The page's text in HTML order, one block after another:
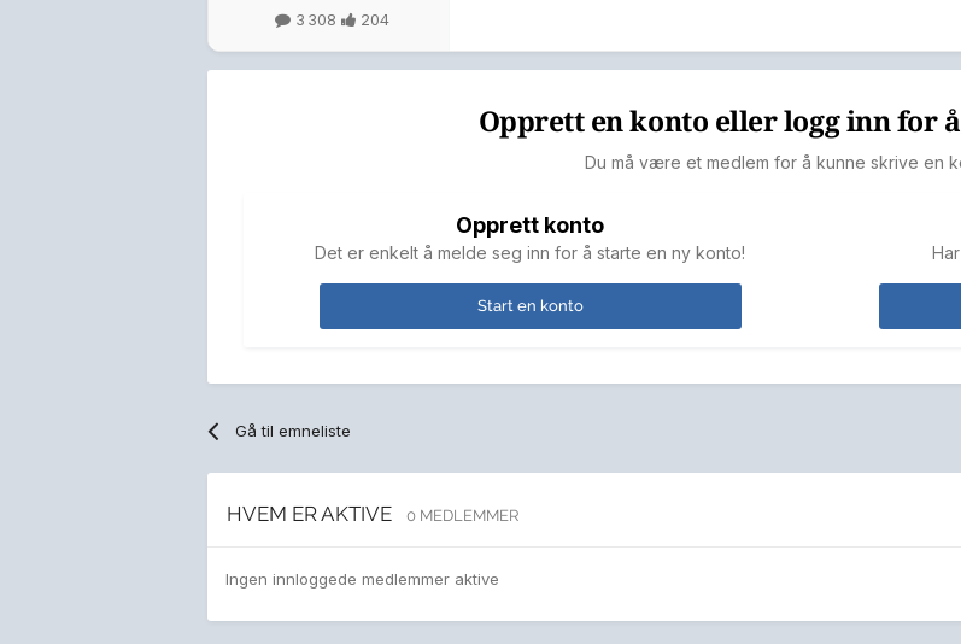
3 308 204
Opprett en konto eller logg inn for
Du må være et medlem for å kunne skrive en
Opprett konto
Det er enkelt å melde seg inn for å starte en ny konto!
Start en konto
Gå til emneliste
HVEM ER AKTIVE 0 MEDLEMMER
Ingen innloggede medlemmer aktive